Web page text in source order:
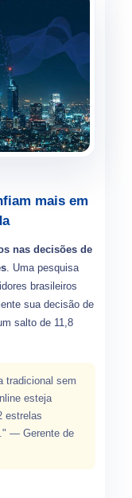
mais em
nas decisões de
. Uma pesquisa
brasileiros
sua decisão de
salto de 11,8
tradicional sem
esteja
estrelas
— Gerente de